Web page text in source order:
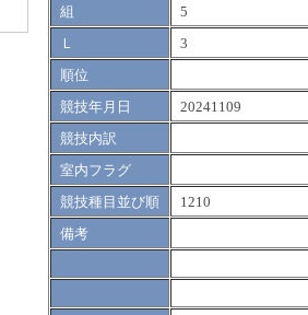
組
5
Ｌ
3
順位
競技年月日
20241109
競技内訳
室内フラグ
競技種目並び順
1210
備考